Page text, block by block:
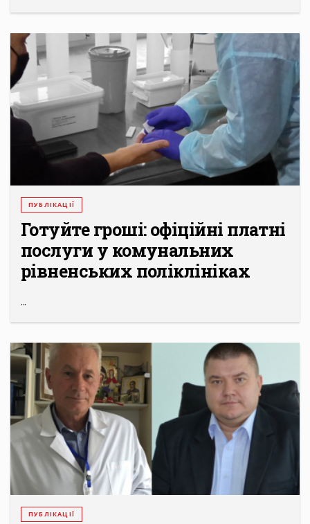
ПУБЛІКАЦІЇ
Готуйте гроші: офіційні платні
послуги у комунальних
рівненських поліклініках
...
ПУБЛІКАЦІЇ